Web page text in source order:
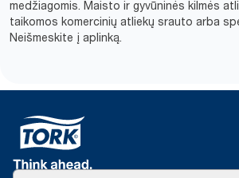
medžiagomis. Maisto ir gyvūninės kilmės
taikomos komercinių atliekų srauto arba
Neišmeskite į aplinką.​